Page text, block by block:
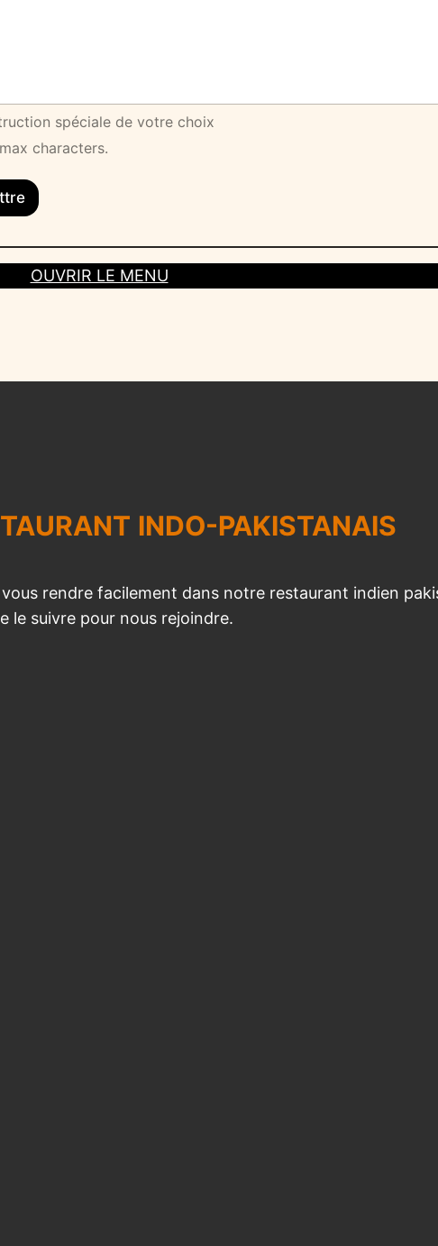
spéciale de votre choix
characters.
OUVRIR LE MENU
INDO-PAKISTANAIS
rendre facilement dans notre restaurant indien
le suivre pour nous rejoindre.